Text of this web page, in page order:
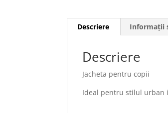
Descriere Informații
Descriere
Jacheta pentru copii
Ideal pentru stilul urban